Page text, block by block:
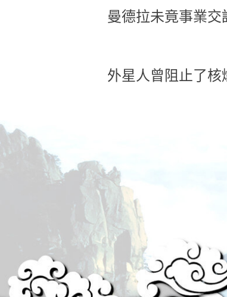
曼德拉未竟事業交
外星人曾阻止了核